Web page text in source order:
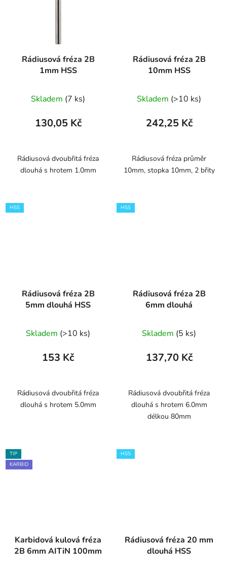
Rádiusová fréza 2B
1mm HSS
Skladem (7 ks)
130,05 Kč
Rádiusová dvoubřitá fréza
dlouhá s hrotem 1.0mm
Rádiusová fréza 2B
10mm HSS
Skladem (>10 ks)
242,25 Kč
Rádiusová fréza průměr
10mm, stopka 10mm, 2 břity
HSS
Rádiusová fréza 2B
5mm dlouhá HSS
Skladem (>10 ks)
153 Kč
Rádiusová dvoubřitá fréza
dlouhá s hrotem 5.0mm
HSS
Rádiusová fréza 2B
6mm dlouhá
Skladem (5 ks)
137,70 Kč
Rádiusová dvoubřitá fréza
dlouhá s hrotem 6.0mm
délkou 80mm
TIP
KARBID
Karbidová kulová fréza
2B 6mm AITiN 100mm
HSS
Rádiusová fréza 20 mm
dlouhá HSS